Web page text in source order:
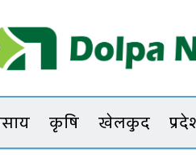
कृषि खेलकुद